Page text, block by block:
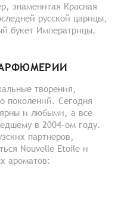
знаменитая Красная
русской царицы,
букет Императрицы.
творения,
поколений. Сегодня
и любыми, а все
в 2004-ом году.
партнеров,
Nouvelle Etoile и
ароматов: